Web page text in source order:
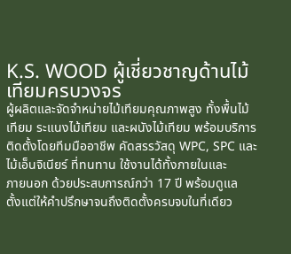
K.S. WOOD ผู้เชี่ยวชาญด้านไม้
เทียมครบวงจร
ผู้ผลิตและจัดจำหน่ายไม้เทียมคุณภาพสูง ทั้งพื้นไม้
เทียม ระแนงไม้เทียม และผนังไม้เทียม พร้อมบริการ
ติดตั้งโดยทีมมืออาชีพ คัดสรรวัสดุ WPC, SPC และ
ไม้เอ็นจิเนียร์ ที่ทนทาน ใช้งานได้ทั้งภายในและ
ภายนอก ด้วยประสบการณ์กว่า 17 ปี พร้อมดูแล
ตั้งแต่ให้คำปรึกษาจนถึงติดตั้งครบจบในที่เดียว